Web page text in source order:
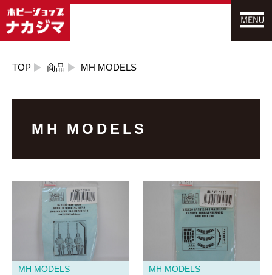
TOP 商品 MH MODELS
MH MODELS
MH MODELS MH MODELS